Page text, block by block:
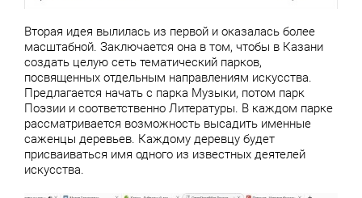
Вторая идея вылилась из первой и оказалась более
масштабной. Заключается она в том, чтобы в Казани
создать целую сеть тематический парков,
посвященных отдельным направлениям искусства.
Предлагается начать с парка Музыки, потом парк
Поэзии и соответственно Литературы. В каждом парке
рассматривается возможность высадить именные
саженцы деревьев. Каждому деревцу будет
присваиваться имя одного из известных деятелей
искусства.